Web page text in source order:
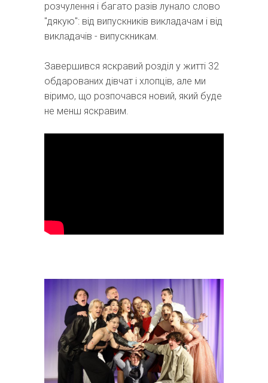
розчулення і багато разів лунало слово
"дякую": від випускників викладачам і від
викладачів - випускникам.
Завершився яскравий розділ у житті 32
обдарованих дівчат і хлопців, але ми
віримо, що розпочався новий, який буде
не менш яскравим.